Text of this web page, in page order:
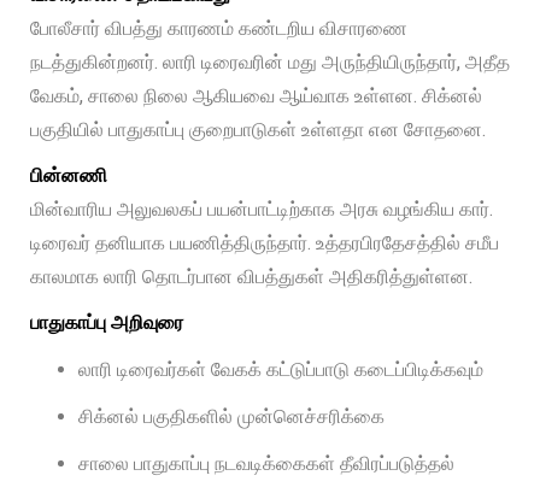
போலீசார் விபத்து காரணம் கண்டறிய விசாரணை
நடத்துகின்றனர். லாரி டிரைவரின் மது அருந்தியிருந்தார், அதீத
வேகம், சாலை நிலை ஆகியவை ஆய்வாக உள்ளன. சிக்னல்
பகுதியில் பாதுகாப்பு குறைபாடுகள் உள்ளதா என சோதனை.
பின்னணி
மின்வாரிய அலுவலகப் பயன்பாட்டிற்காக அரசு வழங்கிய கார்.
டிரைவர் தனியாக பயணித்திருந்தார். உத்தரபிரதேசத்தில் சமீப
காலமாக லாரி தொடர்பான விபத்துகள் அதிகரித்துள்ளன.
பாதுகாப்பு அறிவுரை
லாரி டிரைவர்கள் வேகக் கட்டுப்பாடு கடைப்பிடிக்கவும்
சிக்னல் பகுதிகளில் முன்னெச்சரிக்கை
சாலை பாதுகாப்பு நடவடிக்கைகள் தீவிரப்படுத்தல்